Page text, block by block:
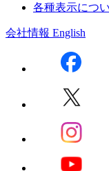
各種表示につ
会社情報 English